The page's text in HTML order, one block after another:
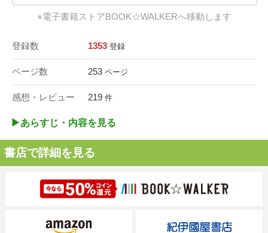
※電子書籍ストアBOOK☆WALKERへ移動します
登録数 1353 登録
ページ数 253 ページ
感想・レビュー 219 件
▶︎あらすじ・内容を見る
書店で詳細を見る